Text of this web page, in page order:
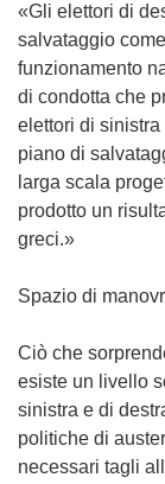
«Gli elettori di
salvataggio
funzionamento
di condotta che
elettori di
piano di
larga scala
prodotto un
greci.»
Spazio di
Ciò che
esiste un livello
sinistra e di
politiche di
necessari tagli